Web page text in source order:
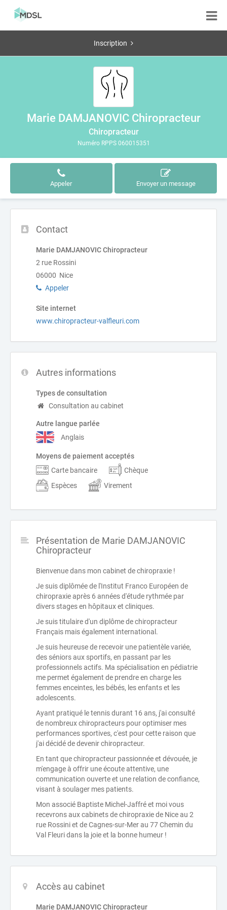
Inscription
Marie DAMJANOVIC Chiropracteur
Chiropracteur
Numéro RPPS 060015351
Appeler Envoyer un message
Contact
Marie DAMJANOVIC Chiropracteur
2 rue Rossini
06000 Nice
Appeler
Site internet
www.chiropracteur-valfleuri.com
Autres informations
Types de consultation
Consultation au cabinet
Autre langue parlée
Anglais
Moyens de paiement acceptés
Carte bancaire
Chèque
Espèces
Virement
Présentation de Marie DAMJANOVIC
Chiropracteur
Bienvenue dans mon cabinet de chiropraxie !
Je suis diplômée de l'Institut Franco Européen de
chiropraxie après 6 années d'étude rythmée par
divers stages en hôpitaux et cliniques.
Je suis titulaire d'un diplôme de chiropracteur
Français mais également international.
Je suis heureuse de recevoir une patientèle variée,
des séniors aux sportifs, en passant par les
professionnels actifs. Ma spécialisation en pédiatrie
me permet également de prendre en charge les
femmes enceintes, les bébés, les enfants et les
adolescents.
Ayant pratiqué le tennis durant 16 ans, j'ai consulté
de nombreux chiropracteurs pour optimiser mes
performances sportives, c'est pour cette raison que
j'ai décidé de devenir chiropracteur.
En tant que chiropracteur passionnée et dévouée, je
m'engage à offrir une écoute attentive, une
communication ouverte et une relation de confiance,
visant à soulager mes patients.
Mon associé Baptiste Michel-Jaffré et moi vous
recevrons aux cabinets de chiropraxie de Nice au 2
rue Rossini et de Cagnes-sur-Mer au 77 Chemin du
Val Fleuri dans la joie et la bonne humeur !
Accès au cabinet
Marie DAMJANOVIC Chiropracteur